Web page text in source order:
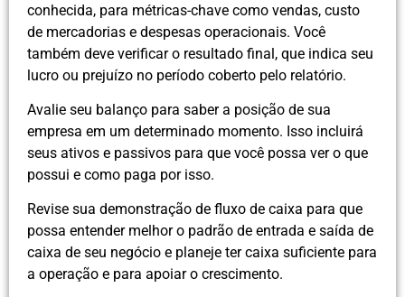
conhecida, para métricas-chave como vendas, custo
de mercadorias e despesas operacionais. Você
também deve verificar o resultado final, que indica seu
lucro ou prejuízo no período coberto pelo relatório.
Avalie seu balanço para saber a posição de sua
empresa em um determinado momento. Isso incluirá
seus ativos e passivos para que você possa ver o que
possui e como paga por isso.
Revise sua demonstração de fluxo de caixa para que
possa entender melhor o padrão de entrada e saída de
caixa de seu negócio e planeje ter caixa suficiente para
a operação e para apoiar o crescimento.